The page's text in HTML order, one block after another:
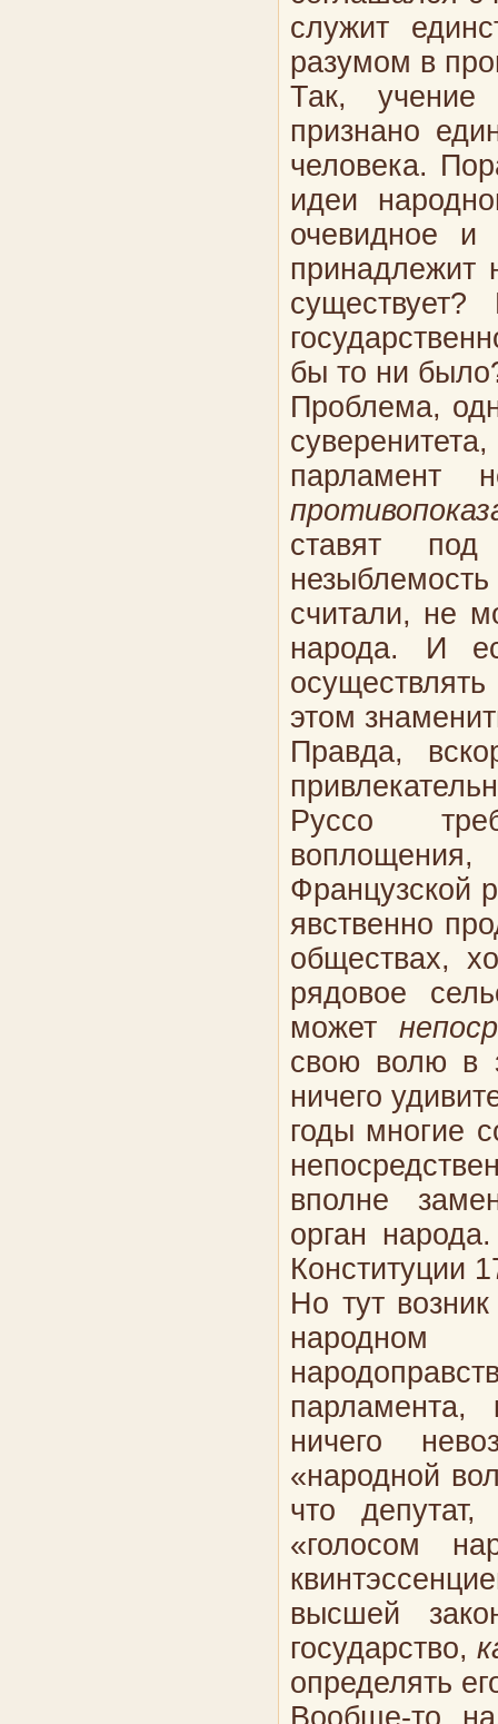
служит
разумом в
Так,
признано
человека.
идеи
очевидное и
принадлежит
бы то ни
Проблема,
ставят
считали, не
народа. И
этом
Правда,
Руссо
Французской
явственно
обществах,
рядовое
может
свою волю в
ничего
годы многие
вполне
орган
Конституции
Но тут
народном
парламента,
ничего
«народной
что
«голосом
высшей
государство,
определять
Вообще-то,